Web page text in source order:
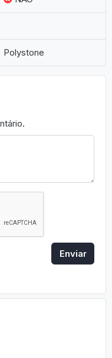
Polystone
Enviar